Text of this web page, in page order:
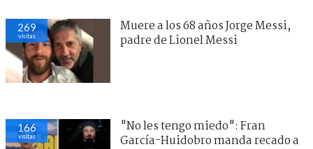
269
visitas
Muere a los 68 años Jorge Messi,
padre de Lionel Messi
166
visitas
"No les tengo miedo": Fran
García-Huidobro manda recado a